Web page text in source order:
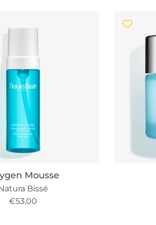
Mousse
Bissé
Precio
€53,00